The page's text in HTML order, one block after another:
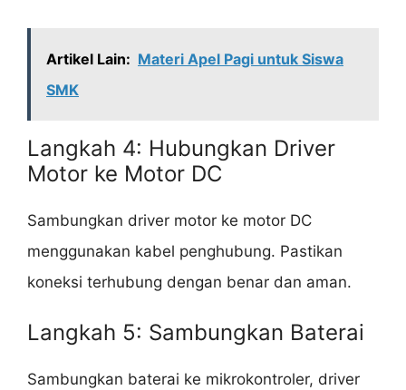
Artikel Lain: Materi Apel Pagi untuk Siswa
SMK
Langkah 4: Hubungkan Driver
Motor ke Motor DC
Sambungkan driver motor ke motor DC
menggunakan kabel penghubung. Pastikan
koneksi terhubung dengan benar dan aman.
Langkah 5: Sambungkan Baterai
Sambungkan baterai ke mikrokontroler, driver